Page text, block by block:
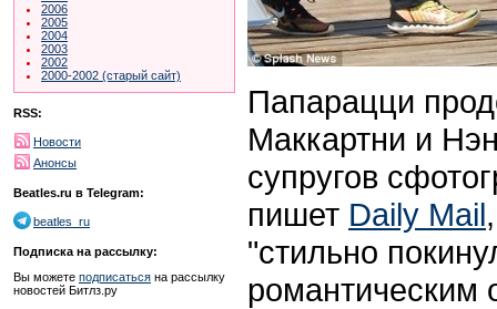
2006
2005
2004
2003
2002
2000-2002 (старый сайт)
RSS:
Новости
Анонсы
Beatles.ru в Telegram:
beatles_ru
Подписка на рассылку:
Вы можете подписаться на рассылку
новостей Битлз.ру
Папарацци
Маккартни и
супругов
пишет Daily Mail
"стильно
романтическим